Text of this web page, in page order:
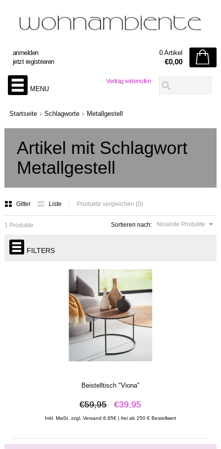
Vertrag widerrufen
anmelden
jetzt registrieren
0 Artikel
€0,00
MENU
Startseite Schlagworte Metallgestell
Artikel mit Schlagwort
Metallgestell
Gitter Liste Produkte vergleichen (0)
Sortieren nach: Neueste Produkte
1 Produkte
FILTERS
Beistelltisch "Viona"
€59,95 €39,95
Inkl. MwSt. zzgl. Versand 6,95€ | frei ab 250 € Bestellwert